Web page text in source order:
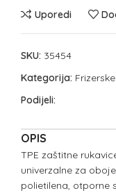
Uporedi
SKU: 35454
Kategorija:
Podijeli:
OPIS
TPE zaštitne
univerzalne za
polietilena, otporne